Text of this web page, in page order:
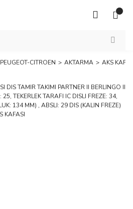
PEUGEOT-CITROEN AKTARMA AKS